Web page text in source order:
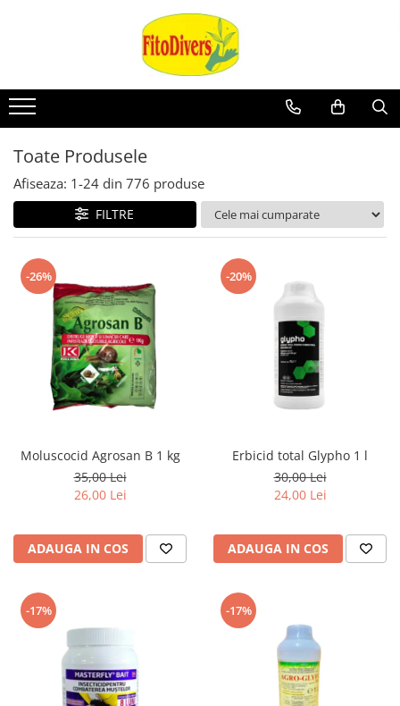
Toate Produsele
Afiseaza: 1-24 din 776 produse
FILTRE
-26%
Moluscocid Agrosan B 1 kg
35,00 Lei
26,00 Lei
ADAUGA IN COS
-20%
Erbicid total Glypho 1 l
30,00 Lei
24,00 Lei
ADAUGA IN COS
-17% -17%